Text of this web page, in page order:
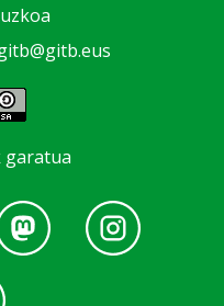
garatua